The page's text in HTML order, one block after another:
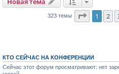
323 темы 1 2
КТО СЕЙЧАС НА КОНФЕРЕНЦИИ
Сейчас этот форум просматривают: нет